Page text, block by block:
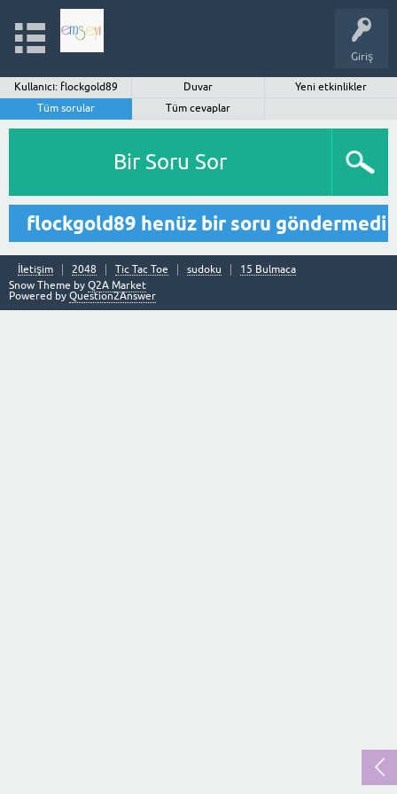
Giriş
Kullanıcı: flockgold89 Duvar
Yeni etkinlikler
Tüm sorular
Tüm cevaplar
Bir Soru Sor
flockgold89 henüz bir soru göndermedi
İletişim 2048 Tic Tac Toe sudoku
15 Bulmaca
Snow Theme by Q2A Market
Powered by Question2Answer